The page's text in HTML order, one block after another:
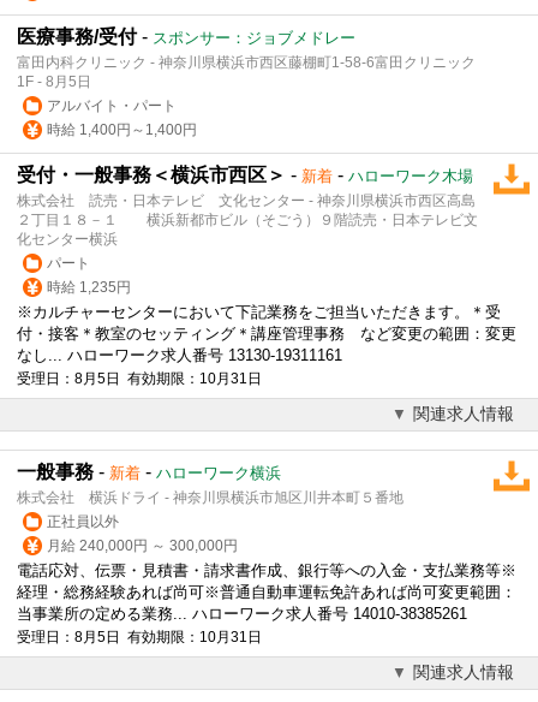
医療事務/受付- スポンサー：ジョブメドレー
富田内科クリニック - 神奈川県横浜市西区藤棚町1-58-6富田クリニック
1F - 8月5日
アルバイト・パート
時給 1,400円～1,400円
受付・一般事務＜横浜市西区＞ - 新着 - ハローワーク木場
株式会社 読売・日本テレビ 文化センター - 神奈川県横浜市西区高島
２丁目１８－１ 横浜新都市ビル（そごう）９階読売・日本テレビ文
化センター横浜
パート
時給 1,235円
※カルチャーセンターにおいて下記業務をご担当いただきます。＊受
付・接客＊教室のセッティング＊講座管理事務 など変更の範囲：変更
なし... ハローワーク求人番号 13130-19311161
受理日：8月5日 有効期限：10月31日
関連求人情報
一般事務 - 新着 - ハローワーク横浜
株式会社 横浜ドライ - 神奈川県横浜市旭区川井本町５番地
正社員以外
月給 240,000円 ～ 300,000円
電話応対、伝票・見積書・請求書作成、銀行等への入金・支払業務等※
経理・総務経験あれば尚可※普通自動車運転免許あれば尚可変更範囲：
当事業所の定める業務... ハローワーク求人番号 14010-38385261
受理日：8月5日 有効期限：10月31日
関連求人情報